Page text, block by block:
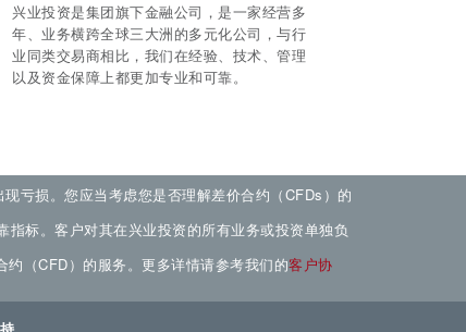
兴业投资是集团旗下金融公司，是一家经营多
年、业务横跨全球三大洲的多元化公司，与行
业同类交易商相比，我们在经验、技术、管理
以及资金保障上都更加专业和可靠。
亏损。您应当考虑您是否理解差价合约（CFDs）的
标。客户对其在兴业投资的所有业务或投资单独负
（CFD）的服务。 更多详情请参考我们的客户协